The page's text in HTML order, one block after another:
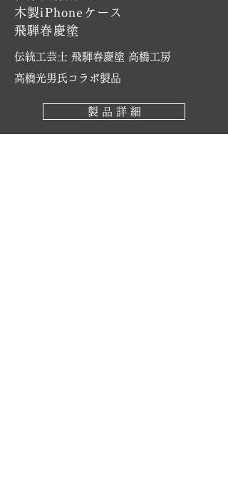
木製iPhoneケース
飛騨春慶塗
伝統工芸士 飛騨春慶塗 高橋工房
​高橋光男氏コラボ製品
製 品 詳 細